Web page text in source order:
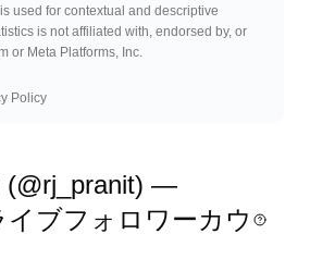
used for contextual and descriptive
is not affiliated with, endorsed by, or
or Meta Platforms, Inc.
Policy
(@rj_pranit) —
イブフォロワーカウ